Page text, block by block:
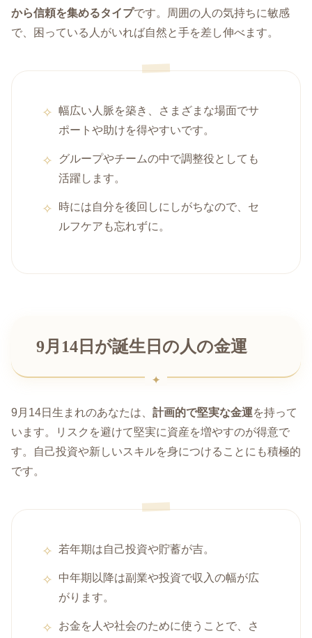
から信頼を集めるタイプです。周囲の人の気持ちに敏感
で、困っている人がいれば自然と手を差し伸べます。
幅広い人脈を築き、さまざまな場面でサ
ポートや助けを得やすいです。
グループやチームの中で調整役としても
活躍します。
時には自分を後回しにしがちなので、セ
ルフケアも忘れずに。
9月14日が誕生日の人の金運
9月14日生まれのあなたは、 計画的で堅実な金運を持って
います。リスクを避けて堅実に資産を増やすのが得意で
す。自己投資や新しいスキルを身につけることにも積極的
です。
若年期は自己投資や貯蓄が吉。
中年期以降は副業や投資で収入の幅が広
がります。
お金を人や社会のために使うことで、さ